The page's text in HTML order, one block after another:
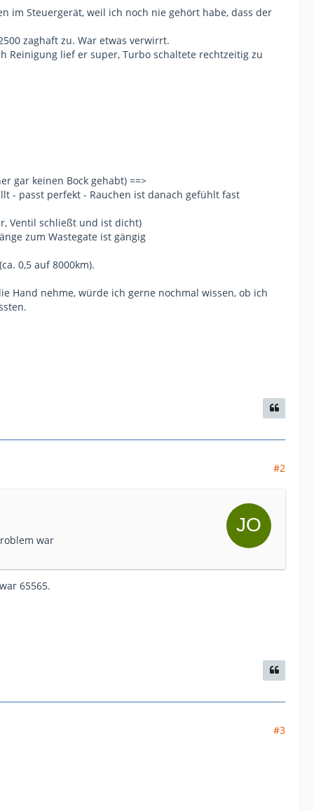
im Steuergerät, weil ich noch nie gehört habe, dass der
zaghaft zu. War etwas verwirrt.
Reinigung lief er super, Turbo schaltete rechtzeitig zu
gar keinen Bock gehabt) ==>
- passt perfekt - Rauchen ist danach gefühlt fast
Ventil schließt und ist dicht)
zum Wastegate ist gängig
0,5 auf 8000km).
Hand nehme, würde ich gerne nochmal wissen, ob ich
#2
war
65565.
#3